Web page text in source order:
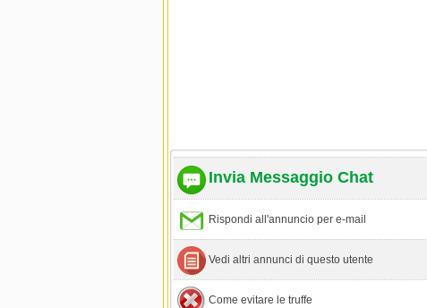
Invia Messaggio Chat
Rispondi all'annuncio per e-mail
Vedi altri annunci di questo utente
Come evitare le truffe